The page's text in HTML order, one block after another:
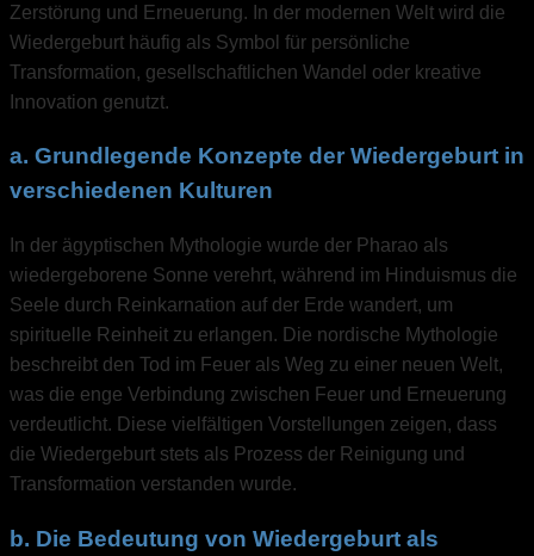
Zerstörung und Erneuerung. In der modernen Welt wird die
Wiedergeburt häufig als Symbol für persönliche
Transformation, gesellschaftlichen Wandel oder kreative
Innovation genutzt.
a. Grundlegende Konzepte der Wiedergeburt in
verschiedenen Kulturen
In der ägyptischen Mythologie wurde der Pharao als
wiedergeborene Sonne verehrt, während im Hinduismus die
Seele durch Reinkarnation auf der Erde wandert, um
spirituelle Reinheit zu erlangen. Die nordische Mythologie
beschreibt den Tod im Feuer als Weg zu einer neuen Welt,
was die enge Verbindung zwischen Feuer und Erneuerung
verdeutlicht. Diese vielfältigen Vorstellungen zeigen, dass
die Wiedergeburt stets als Prozess der Reinigung und
Transformation verstanden wurde.
b. Die Bedeutung von Wiedergeburt als